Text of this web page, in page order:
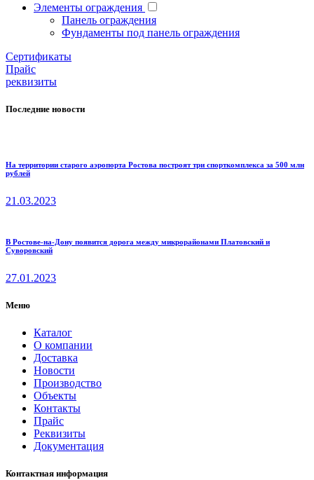
Элементы ограждения
Панель ограждения
Фундаменты под панель ограждения
Cертификаты
Прайс
реквизиты
Последние новости
На территории старого аэропорта Ростова построят три спорткомплекса за 500 млн
рублей
21.03.2023
В Ростове-на-Дону появится дорога между микрорайонами Платовский и
Суворовский
27.01.2023
Меню
Каталог
О компании
Доставка
Новости
Производство
Объекты
Контакты
Прайс
Реквизиты
Документация
Контактная информация